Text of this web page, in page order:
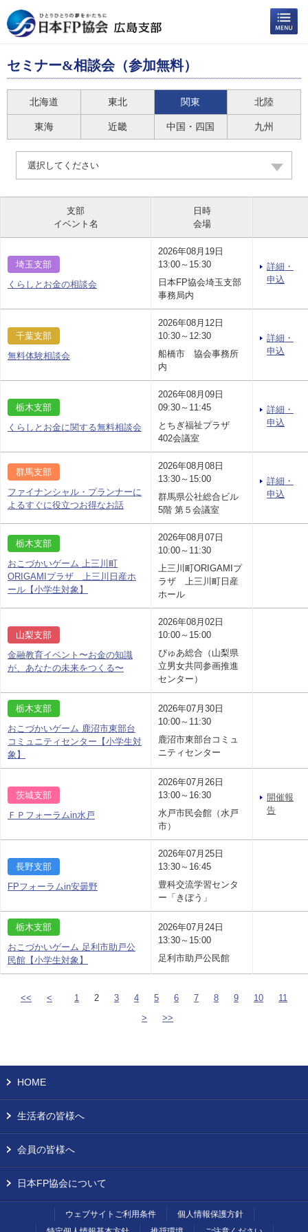
セミナー&相談会（参加無料）
北海道 東北 関東 北陸
東海 近畿 中国・四国 九州
選択してください
支部
イベント名
日時
会場
埼玉支部
くらしとお金の相談会
2026年08月19日
13:00～15:30
日本FP協会埼玉支部
事務局内
詳細・
申込
千葉支部
無料体験相談会
2026年08月12日
10:30～12:30
船橋市 協会事務所
内
詳細・
申込
栃木支部
くらしとお金に関する無料相談会
2026年08月09日
09:30～11:45
とちぎ福祉プラザ
402会議室
詳細・
申込
群馬支部
ファイナンシャル・プランナーに
よるすぐに役立つお得なお話
2026年08月08日
13:30～15:00
群馬県公社総合ビル
5階 第５会議室
詳細・
申込
栃木支部
おこづかいゲーム 上三川町
ORIGAMIプラザ 上三川日産ホ
ール【小学生対象】
2026年08月07日
10:00～11:30
上三川町ORIGAMIプ
ラザ 上三川町日産
ホール
山梨支部
金融教育イベント〜お金の知識
が、あなたの未来をつくる〜
2026年08月02日
10:00～15:00
ぴゅあ総合（山梨県
立男女共同参画推進
センター）
栃木支部
おこづかいゲーム 鹿沼市東部台
コミュニティセンター【小学生対
象】
2026年07月30日
10:00～11:30
鹿沼市東部台コミュ
ニティセンター
茨城支部
ＦＰフォーラムin水戸
2026年07月26日
13:00～16:30
水戸市民会館（水戸
市）
開催報
告
長野支部
FPフォーラムin安曇野
2026年07月25日
13:30～16:45
豊科交流学習センタ
ー「きぼう」
栃木支部
おこづかいゲーム 足利市助戸公
民館【小学生対象】
2026年07月24日
13:30～15:00
足利市助戸公民館
<< < 1 2 3 4 5 6 7 8 9 10
11
>
>>
HOME
生活者の皆様へ
会員の皆様へ
日本FP協会について
ウェブサイトご利用条件
個人情報保護方針